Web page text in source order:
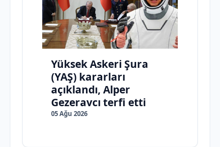
Yüksek Askeri Şura
(YAŞ) kararları
açıklandı, Alper
Gezeravcı terfi etti
05 Ağu 2026